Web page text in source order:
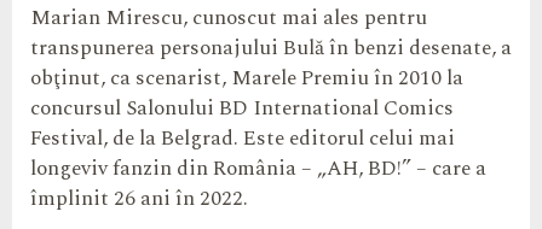
Marian Mirescu, cunoscut mai ales pentru
transpunerea personajului Bulă în benzi desenate, a
obţinut, ca scenarist, Marele Premiu în 2010 la
concursul Salonului BD International Comics
Festival, de la Belgrad. Este editorul celui mai
longeviv fanzin din România – „AH, BD!” – care a
împlinit 26 ani în 2022.